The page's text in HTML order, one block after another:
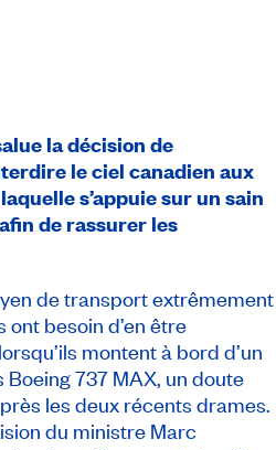
la décision de
le ciel canadien aux
s’appuie sur un sain
de rassurer les
de transport extrêmement
besoin d’en être
montent à bord d’un
737 MAX, un doute
les deux récents drames.
du ministre Marc